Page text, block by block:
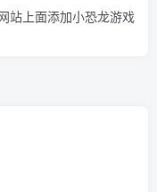
站上面添加小恐龙游戏